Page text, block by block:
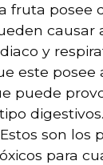
fruta posee
causar
y
este posee
puede
digestivos.
Estos son los
para